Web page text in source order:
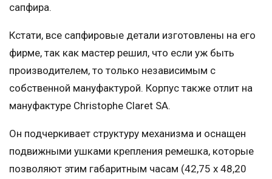
сапфира.
Кстати, все сапфировые детали изготовлены на его
фирме, так как мастер решил, что если уж быть
производителем, то только независимым с
собственной мануфактурой. Корпус также отлит на
мануфактуре Christophe Claret SA.
Он подчеркивает структуру механизма и оснащен
подвижными ушками крепления ремешка, которые
позволяют этим габаритным часам (42,75 x 48,20